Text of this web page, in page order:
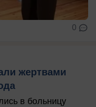
0
жертвами
в больницу